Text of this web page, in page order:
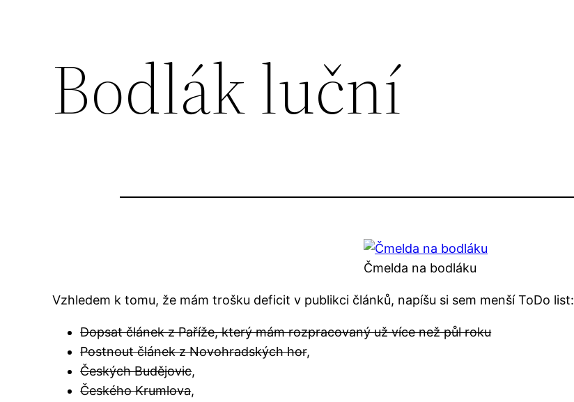
Bodlák luční
Čmelda na bodláku
Vzhledem k tomu, že mám trošku deficit v publikci článků, napíšu si sem menší ToDo list:
Dopsat článek z Paříže, který mám rozpracovaný už více než půl roku
Postnout článek z Novohradských hor,
Českých Budějovic,
Českého Krumlova,